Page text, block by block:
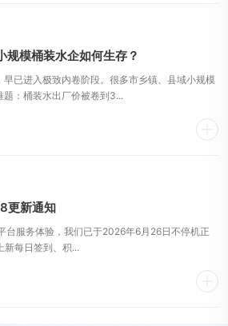
规模桶装水企如何生存？
已进入极致内卷阶段。很多市乡镇、县域小规模
：桶装水出厂价被卷到3...
更新通知
台服务体验，我们已于2026年6月26日不停机正
新每日签到、积...